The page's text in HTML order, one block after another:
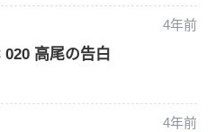
4年前
高尾の告白
4年前